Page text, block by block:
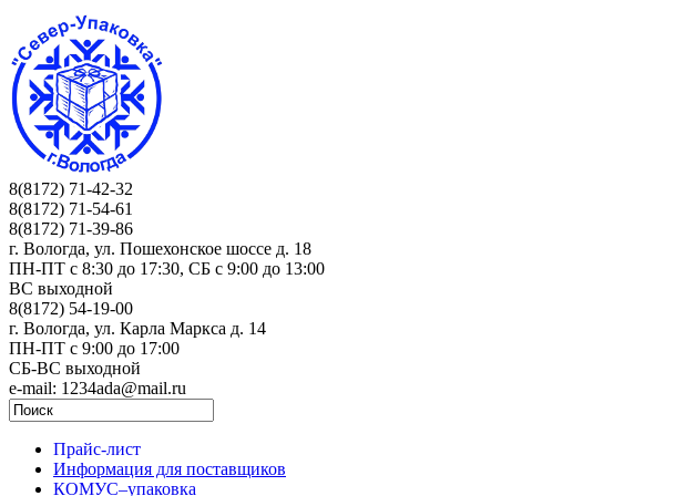
8(8172) 71-42-32
8(8172) 71-54-61
8(8172) 71-39-86
г. Вологда, ул. Пошехонское шоссе д. 18
ПН-ПТ c 8:30 до 17:30, СБ с 9:00 до 13:00
ВС выходной
8(8172) 54-19-00
г. Вологда, ул. Карла Маркса д. 14
ПН-ПТ c 9:00 до 17:00
СБ-ВС выходной
e-mail: 1234ada@mail.ru
Прайс-лист
Информация для поставщиков
КОМУС–упаковка